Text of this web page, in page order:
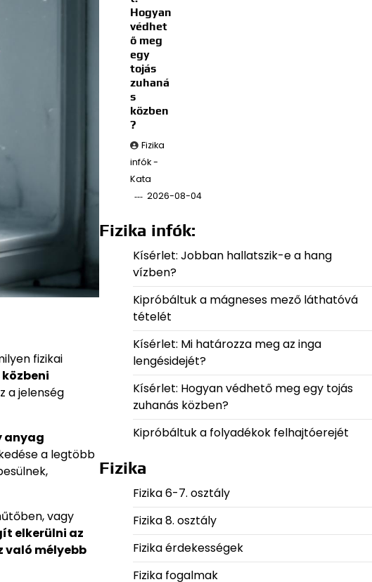
fizikai
a jelenség
anyag
a legtöbb
vagy
elkerülni az
való mélyebb
Hogyan
védhet
ő meg
egy
tojás
zuhaná
s
közben
?
Fizika
infók -
Kata
2026-08-04
Fizika infók:
Kísérlet: Jobban hallatszik-e a hang
vízben?
Kipróbáltuk a mágneses mező láthatóvá
tételét
Kísérlet: Mi határozza meg az inga
lengésidejét?
Kísérlet: Hogyan védhető meg egy tojás
zuhanás közben?
Kipróbáltuk a folyadékok felhajtóerejét
Fizika
Fizika 6-7. osztály
Fizika 8. osztály
Fizika érdekességek
Fizika fogalmak